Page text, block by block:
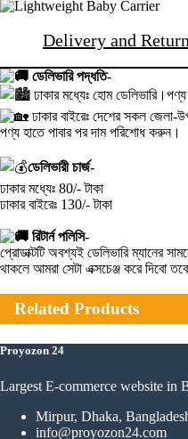
Delivery and
ডেলিভারি পদ্ধতি-
ঢাকার মধ্যেঃ হোম
ঢাকার বাইরেঃ দেশের সকল জেলা-
পণ্য হাতে পাবার পর দাম পরিশোধ করুন।
ডেলিভারী চার্জ-
ঢাকার মধ্যেঃ 80/- টাকা
ঢাকার বাইরেঃ 130/- টাকা
রিটার্ন পলিসি-
প্রোডাক্টটি অবশ্যই ডেলিভারি ম্যানের
থাকলে আমরা সেটা এক্সচেঞ্জ করে দিবো
Related Products
Proyozon 24
Largest E-commerce website in
Mirpur, Dhaka,
info@proyozon24.com